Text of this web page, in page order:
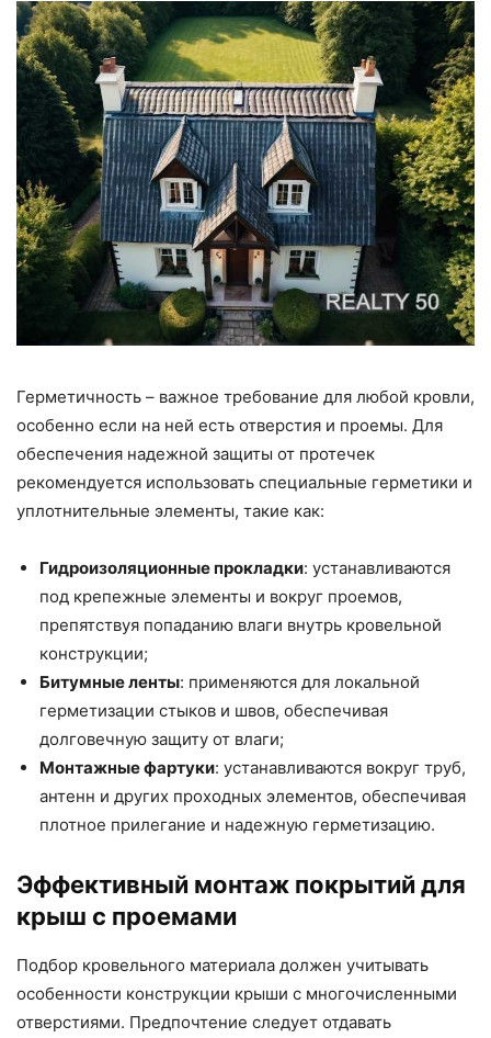
Герметичность – важное требование для любой кровли,
особенно если на ней есть отверстия и проемы. Для
обеспечения надежной защиты от протечек
рекомендуется использовать специальные герметики и
уплотнительные элементы, такие как:
Гидроизоляционные прокладки: устанавливаются
под крепежные элементы и вокруг проемов,
препятствуя попаданию влаги внутрь кровельной
конструкции;
Битумные ленты: применяются для локальной
герметизации стыков и швов, обеспечивая
долговечную защиту от влаги;
Монтажные фартуки: устанавливаются вокруг труб,
антенн и других проходных элементов, обеспечивая
плотное прилегание и надежную герметизацию.
Эффективный монтаж покрытий для
крыш с проемами
Подбор кровельного материала должен учитывать
особенности конструкции крыши с многочисленными
отверстиями. Предпочтение следует отдавать